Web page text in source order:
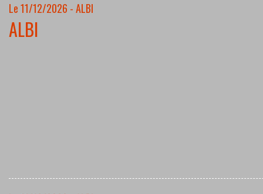
Le 11/12/2026 - ALBI
ALBI